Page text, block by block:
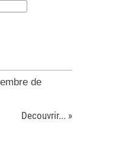
de
Decouvrir... »